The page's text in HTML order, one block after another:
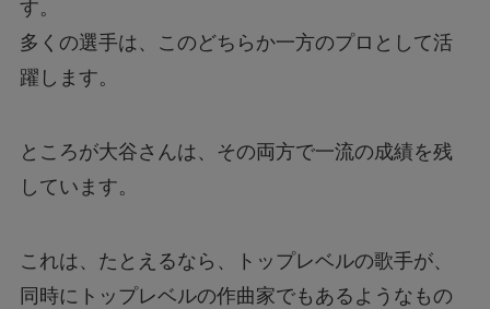
す。
多くの選手は、このどちらか一方のプロとして活
躍します。
ところが大谷さんは、その両方で一流の成績を残
しています。
これは、たとえるなら、トップレベルの歌手が、
同時にトップレベルの作曲家でもあるようなもの